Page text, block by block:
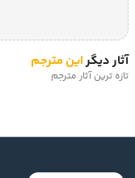
آثار دیگراین مترجم
تازه ترین آثار مترجم